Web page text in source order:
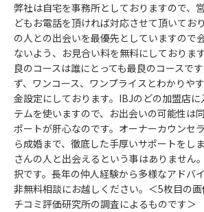
弊社は自宅を事務所としておりますので、
どもお電話を頂ければ対応させて頂いてお
の人との出会いを最優先としていますので
ないよう、お見合い料を無料にしておりま
良のコースは誰にとっても最良のコースで
ず、ワンコース、ワンプライスとわかりや
金設定にしております。IBJのどの加盟店に
テムを使いますので、お出会いの可能性は
ポートが肝心なのです。オーナーカウンセ
ら成婚まで、徹底した手厚いサポートをし
さんの人と出会えるという事はありません
択です。長年の仲人経験から多様なアドバ
非無料相談にお越しください。＜5枚目の
チコミ評価研究所の調査によるものです＞